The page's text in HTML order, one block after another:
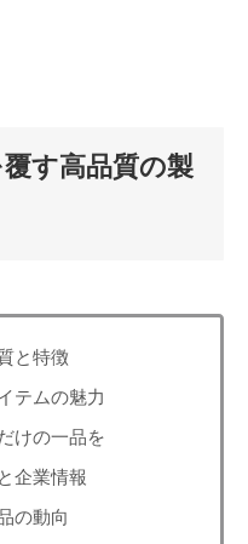
す高品質の製
と特徴
テムの魅力
けの一品を
企業情報
の動向